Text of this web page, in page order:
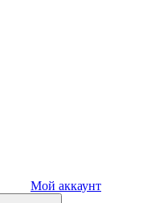
Мой аккаунт